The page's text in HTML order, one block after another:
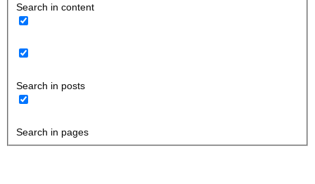
Search in content
Search in posts
Search in pages